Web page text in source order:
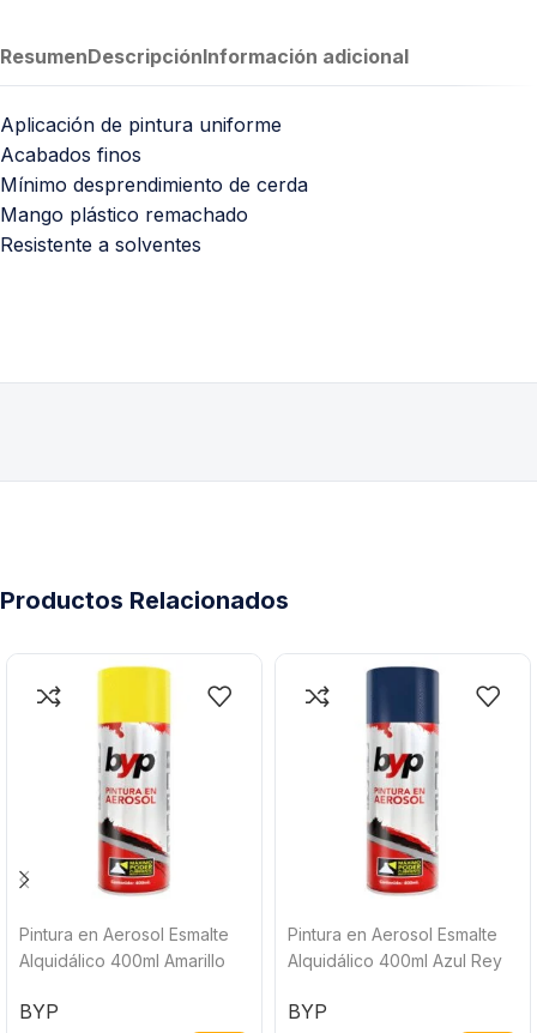
ResumenDescripciónInformación adicional
Aplicación de pintura uniforme
Acabados finos
Mínimo desprendimiento de cerda
Mango plástico remachado
Resistente a solventes
Productos Relacionados
Pintura en Aerosol Esmalte
Alquidálico 400ml Amarillo
BYP
Pintura en Aerosol Esmalte
Alquidálico 400ml Azul Rey
BYP